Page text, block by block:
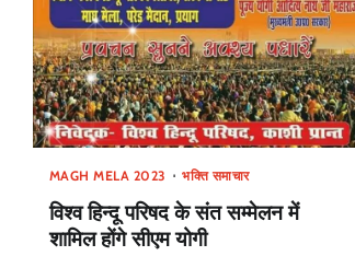
MAGH MELA 2023 भक्ति समाचार
विश्व हिन्दू परिषद के संत सम्मेलन में
शामिल होंगे सीएम योगी